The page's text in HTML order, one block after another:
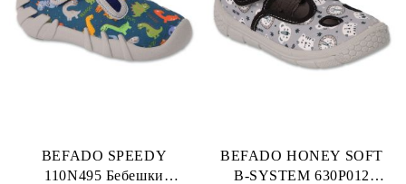
BEFADO SPEEDY
110N495 Бебешки
BEFADO HONEY SOFT
B-SYSTEM 630P012